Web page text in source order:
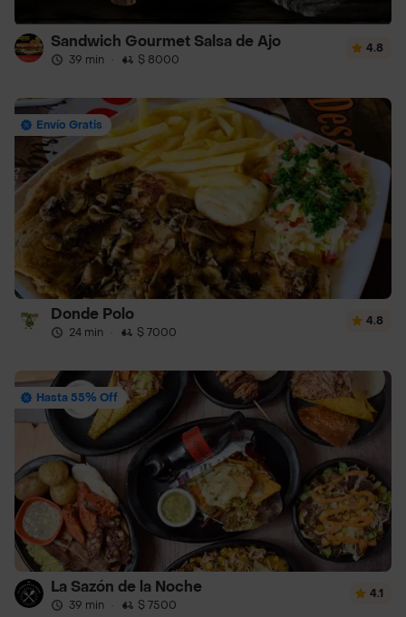
Sandwich Gourmet Salsa de Ajo
39 min · $ 8000
4.8
Envío Gratis
Donde Polo
24 min · $ 7000
4.8
Hasta 55% Off
La Sazón de la Noche
39 min · $ 7500
4.1